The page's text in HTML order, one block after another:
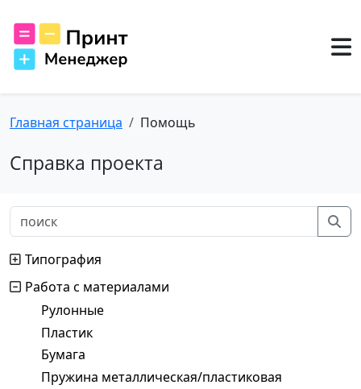
Главная страница Помощь
Справка проекта
Типография
Работа с материалами
Рулонные
Пластик
Бумага
Пружина металлическая/пластиковая